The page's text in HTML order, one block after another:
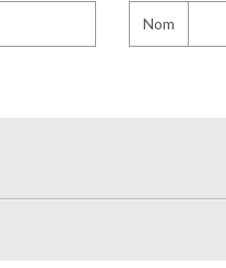
Nom